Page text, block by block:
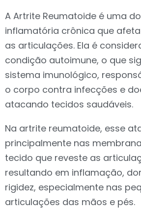
A Artrite Reumatoide é uma
inflamatória crônica que
as articulações. Ela é
condição autoimune, o que
sistema imunológico,
o corpo contra infecções e
atacando tecidos saudáveis.
Na artrite reumatoide, esse
principalmente nas
tecido que reveste as
resultando em inflamação,
rigidez, especialmente nas
articulações das mãos e pés.